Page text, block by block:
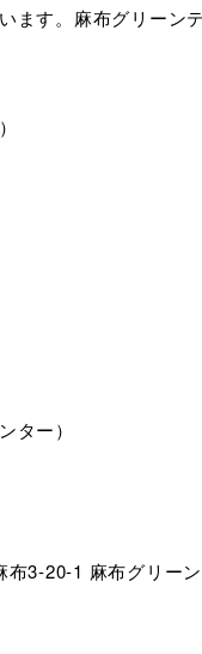
ます。麻布グリーン
ター）
3-20-1 麻布グリー